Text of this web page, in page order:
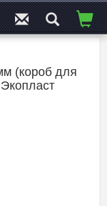
(короб для